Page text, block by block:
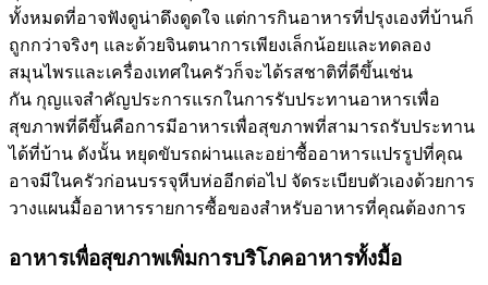
ทั้งหมดที่อาจฟังดูน่าดึงดูดใจ แต่การกินอาหารที่ปรุงเองที่บ้านก็
ถูกกว่าจริงๆ และด้วยจินตนาการเพียงเล็กน้อยและทดลอง
สมุนไพรและเครื่องเทศในครัวก็จะได้รสชาติที่ดีขึ้นเช่น
กัน กุญแจสำคัญประการแรกในการรับประทานอาหารเพื่อ
สุขภาพที่ดีขึ้นคือการมีอาหารเพื่อสุขภาพที่สามารถรับประทาน
ได้ที่บ้าน ดังนั้น หยุดขับรถผ่านและอย่าซื้ออาหารแปรรูปที่คุณ
อาจมีในครัวก่อนบรรจุหีบห่ออีกต่อไป จัดระเบียบตัวเองด้วยการ
วางแผนมื้ออาหารรายการซื้อของสำหรับอาหารที่คุณต้องการ
อาหารเพื่อสุขภาพเพิ่มการบริโภคอาหารทั้งมื้อ